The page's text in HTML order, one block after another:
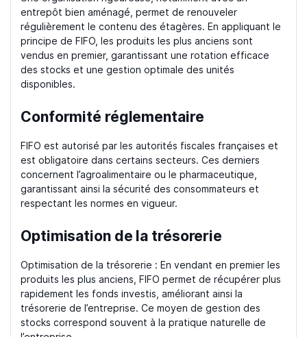
entrepôt bien aménagé, permet de renouveler
régulièrement le contenu des étagères. En appliquant le
principe de FIFO, les produits les plus anciens sont
vendus en premier, garantissant une rotation efficace
des stocks et une gestion optimale des unités
disponibles.
Conformité réglementaire
FIFO est autorisé par les autorités fiscales françaises et
est obligatoire dans certains secteurs. Ces derniers
concernent l’agroalimentaire ou le pharmaceutique,
garantissant ainsi la sécurité des consommateurs et
respectant les normes en vigueur.
Optimisation de la trésorerie
Optimisation de la trésorerie : En vendant en premier les
produits les plus anciens, FIFO permet de récupérer plus
rapidement les fonds investis, améliorant ainsi la
trésorerie de l’entreprise. Ce moyen de gestion des
stocks correspond souvent à la pratique naturelle de